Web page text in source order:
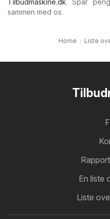
sammen med os.
Home Liste
En liste
Liste